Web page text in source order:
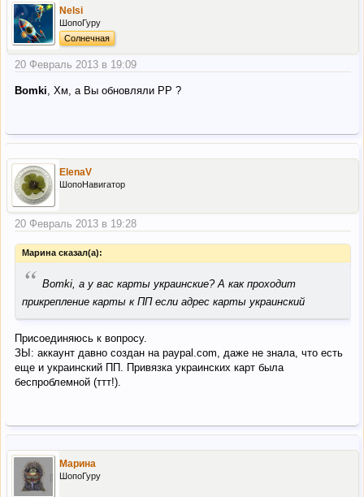
Nelsi
ШопоГуру
Солнечная
20 Февраль 2013 в 19:09
Bomki, Хм, а Вы обновляли РР ?
ElenaV
ШопоНавигатор
20 Февраль 2013 в 19:28
Марина сказал(а):
“ Bomki, а у вас карты украинские? А как проходит
прикрепление карты к ПП если адрес карты украинский
Присоединяюсь к вопросу.
ЗЫ: аккаунт давно создан на paypal.com, даже не знала, что есть
еще и украинский ПП. Привязка украинских карт была
беспроблемной (ттт!).
Марина
ШопоГуру